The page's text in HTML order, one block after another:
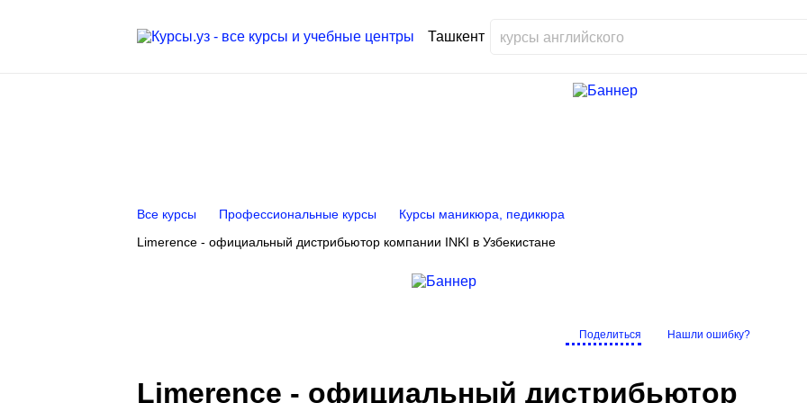
Ташкент
Все курсы Профессиональные курсы
Курсы маникюра, педикюра
Limerеnce - официальный дистрибьютор компании INKI в Узбекистане
Поделиться Нашли ошибку?
Limerеnce - официальный дистрибьютор